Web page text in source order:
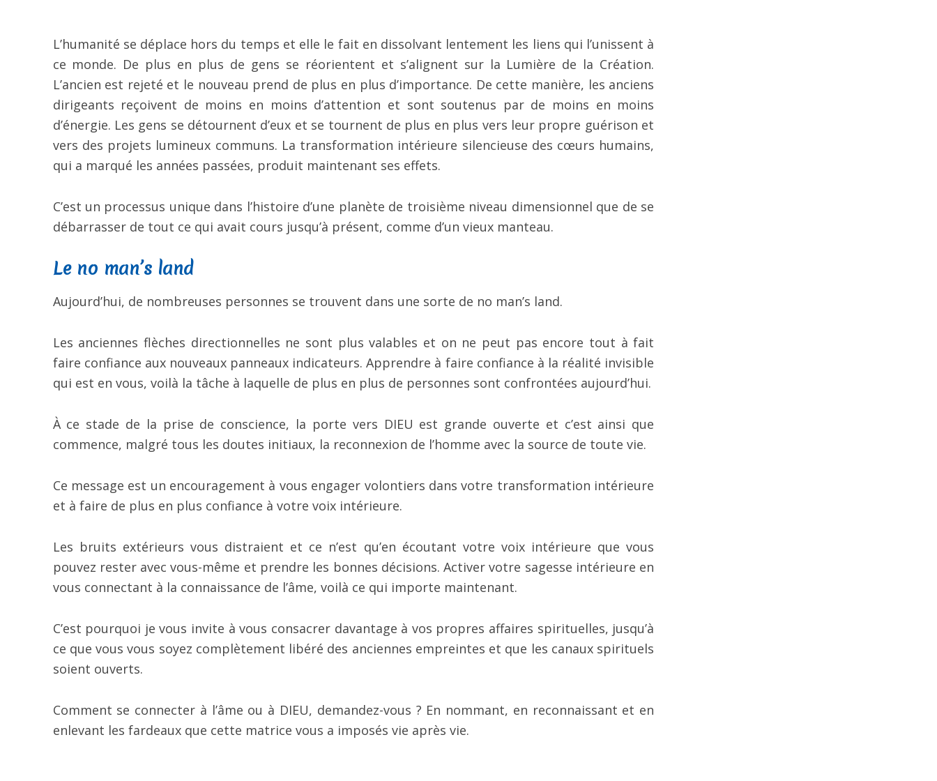
L’humanité se déplace hors du temps et elle le fait en dissolvant lentement les liens qui l’unissent à
ce monde. De plus en plus de gens se réorientent et s’alignent sur la Lumière de la Création.
L’ancien est rejeté et le nouveau prend de plus en plus d’importance. De cette manière, les anciens
dirigeants reçoivent de moins en moins d’attention et sont soutenus par de moins en moins
d’énergie. Les gens se détournent d’eux et se tournent de plus en plus vers leur propre guérison et
vers des projets lumineux communs. La transformation intérieure silencieuse des cœurs humains,
qui a marqué les années passées, produit maintenant ses effets.
C’est un processus unique dans l’histoire d’une planète de troisième niveau dimensionnel que de se
débarrasser de tout ce qui avait cours jusqu’à présent, comme d’un vieux manteau.
Le no man’s land
Aujourd’hui, de nombreuses personnes se trouvent dans une sorte de no man’s land.
Les anciennes flèches directionnelles ne sont plus valables et on ne peut pas encore tout à fait
faire confiance aux nouveaux panneaux indicateurs. Apprendre à faire confiance à la réalité invisible
qui est en vous, voilà la tâche à laquelle de plus en plus de personnes sont confrontées aujourd’hui.
À ce stade de la prise de conscience, la porte vers DIEU est grande ouverte et c’est ainsi que
commence, malgré tous les doutes initiaux, la reconnexion de l’homme avec la source de toute vie.
Ce message est un encouragement à vous engager volontiers dans votre transformation intérieure
et à faire de plus en plus confiance à votre voix intérieure.
Les bruits extérieurs vous distraient et ce n’est qu’en écoutant votre voix intérieure que vous
pouvez rester avec vous-même et prendre les bonnes décisions. Activer votre sagesse intérieure en
vous connectant à la connaissance de l’âme, voilà ce qui importe maintenant.
C’est pourquoi je vous invite à vous consacrer davantage à vos propres affaires spirituelles, jusqu’à
ce que vous vous soyez complètement libéré des anciennes empreintes et que les canaux spirituels
soient ouverts.
Comment se connecter à l’âme ou à DIEU, demandez-vous ? En nommant, en reconnaissant et en
enlevant les fardeaux que cette matrice vous a imposés vie après vie.